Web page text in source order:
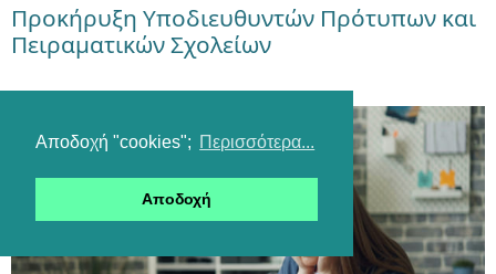
Αποδοχή "cookies"; Περισσότερα...
Αποδοχή
Προκήρυξη Υποδιευθυντών Πρότυπων και
Πειραματικών Σχολείων